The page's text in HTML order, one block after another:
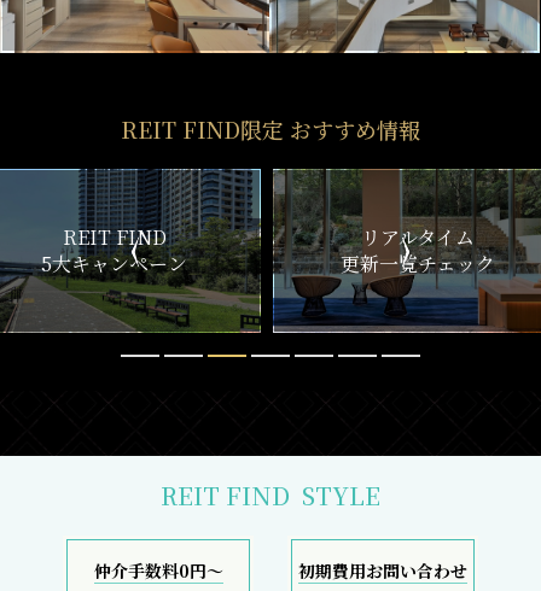
REIT FIND限定 おすすめ情報
ン
リアルタイム
更新一覧チェック
新
REIT FIND STYLE
仲介手数料0円～ 初期費用お問い合わせ